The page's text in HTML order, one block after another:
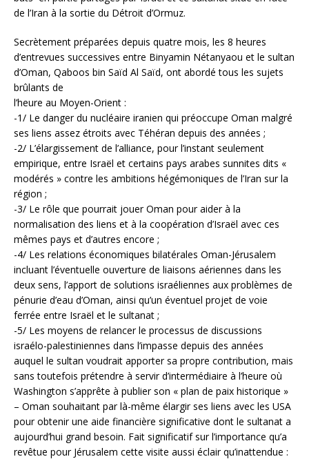
de l’Iran à la sortie du Détroit d’Ormuz.
Secrètement préparées depuis quatre mois, les 8 heures
d’entrevues successives entre Binyamin Nétanyaou et le sultan
d’Oman, Qaboos bin Saïd Al Saïd, ont abordé tous les sujets
brûlants de
l’heure au Moyen-Orient :
-1/ Le danger du nucléaire iranien qui préoccupe Oman malgré
ses liens assez étroits avec Téhéran depuis des années ;
-2/ L’élargissement de l’alliance, pour l’instant seulement
empirique, entre Israël et certains pays arabes sunnites dits «
modérés » contre les ambitions hégémoniques de l’Iran sur la
région ;
-3/ Le rôle que pourrait jouer Oman pour aider à la
normalisation des liens et à la coopération d’Israël avec ces
mêmes pays et d’autres encore ;
-4/ Les relations économiques bilatérales Oman-Jérusalem
incluant l’éventuelle ouverture de liaisons aériennes dans les
deux sens, l’apport de solutions israéliennes aux problèmes de
pénurie d’eau d’Oman, ainsi qu’un éventuel projet de voie
ferrée entre Israël et le sultanat ;
-5/ Les moyens de relancer le processus de discussions
israélo-palestiniennes dans l’impasse depuis des années
auquel le sultan voudrait apporter sa propre contribution, mais
sans toutefois prétendre à servir d’intermédiaire à l’heure où
Washington s’apprête à publier son « plan de paix historique »
– Oman souhaitant par là-même élargir ses liens avec les USA
pour obtenir une aide financière significative dont le sultanat a
aujourd’hui grand besoin. Fait significatif sur l’importance qu’a
revêtue pour Jérusalem cette visite aussi éclair qu’inattendue :